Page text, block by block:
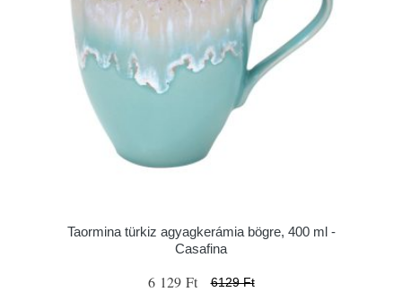
Taormina türkiz agyagkerámia bögre, 400 ml -
Casafina
6 129 Ft 6129 Ft